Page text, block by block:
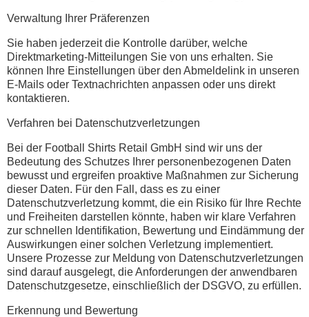
Verwaltung Ihrer Präferenzen
Sie haben jederzeit die Kontrolle darüber, welche
Direktmarketing-Mitteilungen Sie von uns erhalten. Sie
können Ihre Einstellungen über den Abmeldelink in unseren
E-Mails oder Textnachrichten anpassen oder uns direkt
kontaktieren.
Verfahren bei Datenschutzverletzungen
Bei der Football Shirts Retail GmbH sind wir uns der
Bedeutung des Schutzes Ihrer personenbezogenen Daten
bewusst und ergreifen proaktive Maßnahmen zur Sicherung
dieser Daten. Für den Fall, dass es zu einer
Datenschutzverletzung kommt, die ein Risiko für Ihre Rechte
und Freiheiten darstellen könnte, haben wir klare Verfahren
zur schnellen Identifikation, Bewertung und Eindämmung der
Auswirkungen einer solchen Verletzung implementiert.
Unsere Prozesse zur Meldung von Datenschutzverletzungen
sind darauf ausgelegt, die Anforderungen der anwendbaren
Datenschutzgesetze, einschließlich der DSGVO, zu erfüllen.
Erkennung und Bewertung